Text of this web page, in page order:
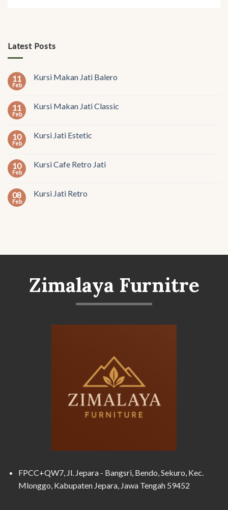
Latest Posts
11
Feb
Kursi Makan Jati Balero
11
Feb
Kursi Makan Jati Classic
10
Feb
Kursi Jati Estetic
10
Feb
Kursi Cafe Retro Jati
08
Feb
Kursi Jati Retro
Zimalaya Furnitre
FPCC+QW7, Jl. Jepara - Bangsri, Bendo, Sekuro, Kec.
Mlonggo, Kabupaten Jepara, Jawa Tengah 59452